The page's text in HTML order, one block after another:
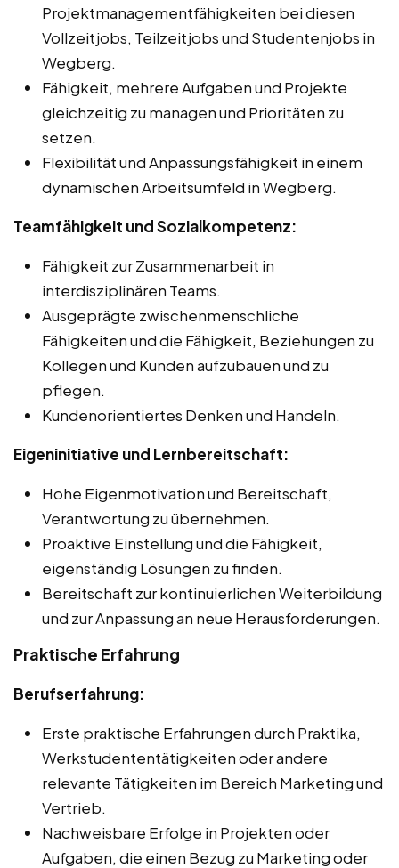
Projektmanagementfähigkeiten bei diesen
Vollzeitjobs, Teilzeitjobs und Studentenjobs in
Wegberg.
Fähigkeit, mehrere Aufgaben und Projekte
gleichzeitig zu managen und Prioritäten zu
setzen.
Flexibilität und Anpassungsfähigkeit in einem
dynamischen Arbeitsumfeld in Wegberg.
Teamfähigkeit und Sozialkompetenz:
Fähigkeit zur Zusammenarbeit in
interdisziplinären Teams.
Ausgeprägte zwischenmenschliche
Fähigkeiten und die Fähigkeit, Beziehungen zu
Kollegen und Kunden aufzubauen und zu
pflegen.
Kundenorientiertes Denken und Handeln.
Eigeninitiative und Lernbereitschaft:
Hohe Eigenmotivation und Bereitschaft,
Verantwortung zu übernehmen.
Proaktive Einstellung und die Fähigkeit,
eigenständig Lösungen zu finden.
Bereitschaft zur kontinuierlichen Weiterbildung
und zur Anpassung an neue Herausforderungen.
Praktische Erfahrung
Berufserfahrung:
Erste praktische Erfahrungen durch Praktika,
Werkstudententätigkeiten oder andere
relevante Tätigkeiten im Bereich Marketing und
Vertrieb.
Nachweisbare Erfolge in Projekten oder
Aufgaben, die einen Bezug zu Marketing oder